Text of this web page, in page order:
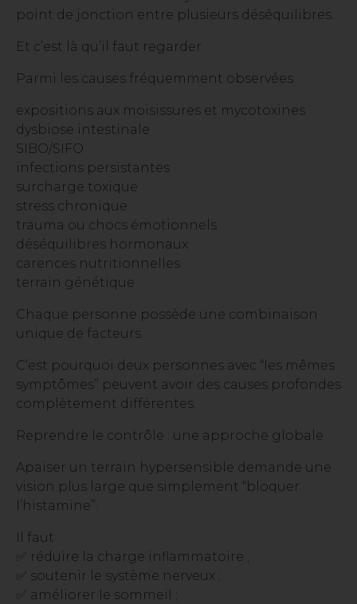
point de jonction entre plusieurs déséquilibres.
Et c’est là qu’il faut regarder.
Parmi les causes fréquemment observées :
expositions aux moisissures et mycotoxines
dysbiose intestinale
SIBO/SIFO
infections persistantes
surcharge toxique
stress chronique
trauma ou chocs émotionnels
déséquilibres hormonaux
carences nutritionnelles
terrain génétique
Chaque personne possède une combinaison
unique de facteurs.
C’est pourquoi deux personnes avec “les mêmes
symptômes” peuvent avoir des causes profondes
complètement différentes.
Reprendre le contrôle : une approche globale
Apaiser un terrain hypersensible demande une
vision plus large que simplement “bloquer
l’histamine”.
Il faut :
✅ réduire la charge inflammatoire ;
✅ soutenir le système nerveux ;
✅ améliorer le sommeil ;